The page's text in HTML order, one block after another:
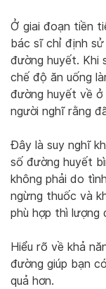
Ở giai đoạn tiền
bác sĩ chỉ định
đường huyết. Khi
chế độ ăn uống
đường huyết về ở
người nghĩ rằng
Đây là suy nghĩ
số đường huyết
không phải do
ngừng thuốc và
phù hợp thì lượng
Hiểu rõ về khả
đường giúp bạn
quả hơn.